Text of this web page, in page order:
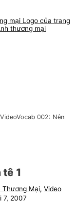
VideoVocab 002: Nên
1
Thương Mại,Video
7, 2007